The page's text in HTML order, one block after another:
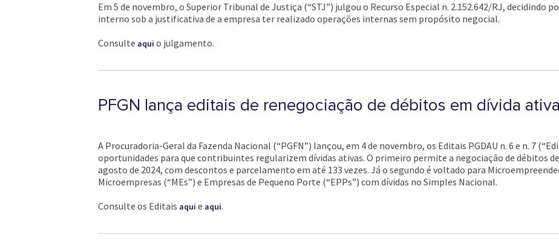
Em 5 de novembro, o Superior Tribunal de Justiça (“STJ”) julgou o Recurso Especial n. 2.152.642/RJ, decidindo
interno sob a justificativa de a empresa ter realizado operações internas sem propósito negocial.
Consulte aqui o julgamento.
PFGN lança editais de renegociação de débitos em dívida ativa
A Procuradoria-Geral da Fazenda Nacional (“PGFN”) lançou, em 4 de novembro, os Editais PGDAU n. 6 e n. 7
oportunidades para que contribuintes regularizem dívidas ativas. O primeiro permite a negociação de débitos
agosto de 2024, com descontos e parcelamento em até 133 vezes. Já o segundo é voltado para
Microempresas (“MEs”) e Empresas de Pequeno Porte (“EPPs”) com dívidas no Simples Nacional.
Consulte os Editais aqui e aqui.